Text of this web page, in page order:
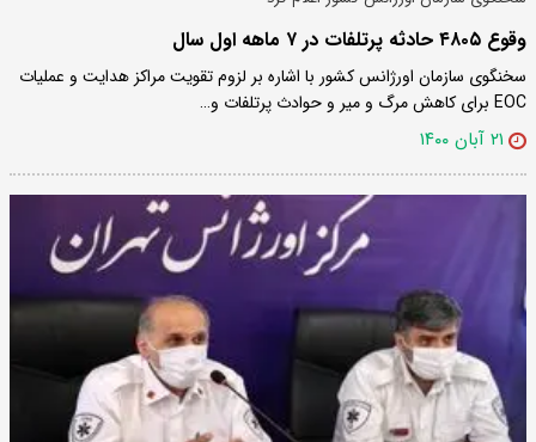
وقوع ۴۸۰۵ حادثه پرتلفات در ۷ ماهه اول سال
سخنگوی سازمان اورژانس کشور با اشاره بر لزوم تقویت مراکز هدایت و عملیات
‌EOC برای کاهش مرگ و میر و حوادث پرتلفات و…
۲۱ آبان ۱۴۰۰